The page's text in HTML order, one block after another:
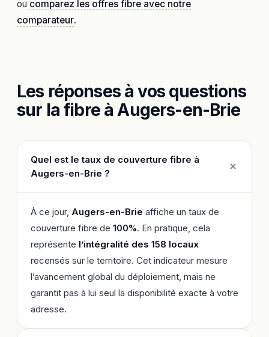
ou comparez les offres fibre avec notre
comparateur.
Les réponses à vos questions
sur la fibre à Augers-en-Brie
Quel est le taux de couverture fibre à
Augers-en-Brie ?
À ce jour, Augers-en-Brie affiche un taux de
couverture fibre de 100%. En pratique, cela
représente l’intégralité des 158 locaux
recensés sur le territoire. Cet indicateur mesure
l’avancement global du déploiement, mais ne
garantit pas à lui seul la disponibilité exacte à votre
adresse.